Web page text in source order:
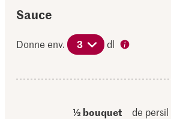
Sauce
Donne env. 3 dl
½ bouquet
de persil